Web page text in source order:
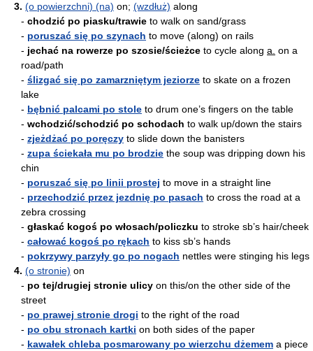
3. (o powierzchni) (na) on; (wzdłuż) along
- chodzić po piasku/trawie to walk on sand/grass
- poruszać się po szynach to move (along) on rails
- jechać na rowerze po szosie/ścieżce to cycle along a. on a
road/path
- ślizgać się po zamarzniętym jeziorze to skate on a frozen
lake
- bębnić palcami po stole to drum one’s fingers on the table
- wchodzić/schodzić po schodach to walk up/down the stairs
- zjeżdżać po poręczy to slide down the banisters
- zupa ściekała mu po brodzie the soup was dripping down his
chin
- poruszać się po linii prostej to move in a straight line
- przechodzić przez jezdnię po pasach to cross the road at a
zebra crossing
- głaskać kogoś po włosach/policzku to stroke sb’s hair/cheek
- całować kogoś po rękach to kiss sb’s hands
- pokrzywy parzyły go po nogach nettles were stinging his legs
4. (o stronie) on
- po tej/drugiej stronie ulicy on this/on the other side of the
street
- po prawej stronie drogi to the right of the road
- po obu stronach kartki on both sides of the paper
- kawałek chleba posmarowany po wierzchu dżemem a piece